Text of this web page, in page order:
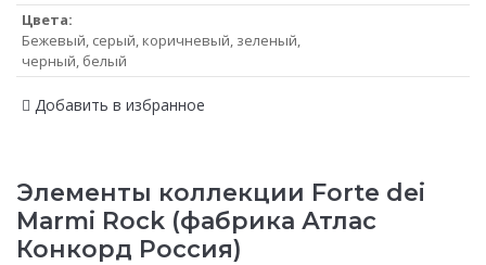
Цвета:
Бежевый, серый, коричневый, зеленый,
черный, белый
Добавить в избранное
Элементы коллекции Forte dei
Marmi Rock (фабрика Атлас
Конкорд Россия)